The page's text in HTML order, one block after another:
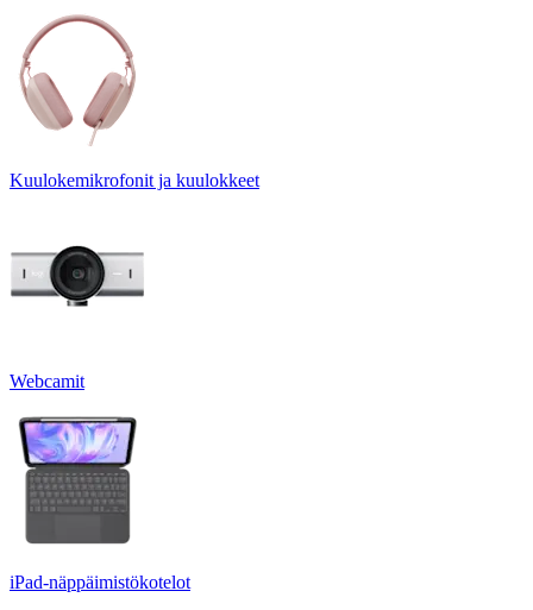
Kuulokemikrofonit ja kuulokkeet
Webcamit
iPad-näppäimistökotelot